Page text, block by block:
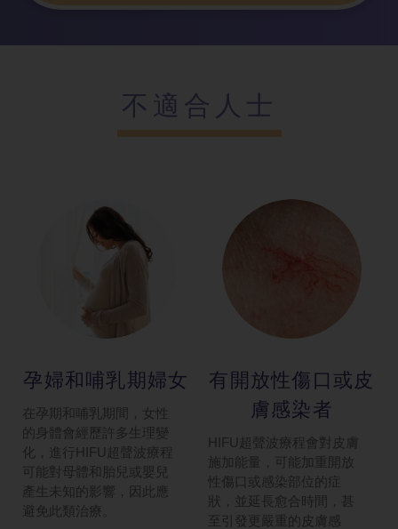
不適合人士
孕婦和哺乳期 婦女
在孕期和哺乳期間，女性
的身體會經歷許多生理變
化，進行HIFU超聲波療程
可能對母體和胎兒或嬰兒
產生未知的影響，因此應
避免此類治療。
有開放性傷口 或皮
膚感染者
HIFU超聲波療程會對皮膚
施加能量，可能加重開放
性傷口或感染部位的症
狀，並延長愈合時間，甚
至引發更嚴重的皮膚感